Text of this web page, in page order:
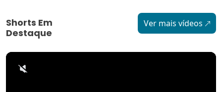
Shorts Em
Destaque
Ver mais vídeos